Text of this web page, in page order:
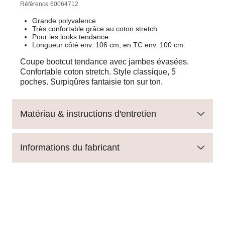
Référence 60064712
Grande polyvalence
Très confortable grâce au coton stretch
Pour les looks tendance
Longueur côté env. 106 cm, en TC env. 100 cm.
Coupe bootcut tendance avec jambes évasées.
Confortable coton stretch. Style classique, 5
poches. Surpiqûres fantaisie ton sur ton.
Matériau & instructions d'entretien
Informations du fabricant